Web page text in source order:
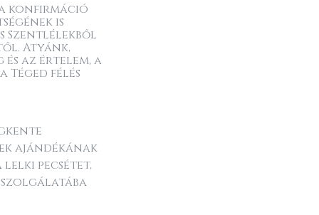
konfirmáció
is
Szentlélekből
Atyánk,
az értelem, a
Téged félés
ajándékának
pecsétet,
szolgálatába